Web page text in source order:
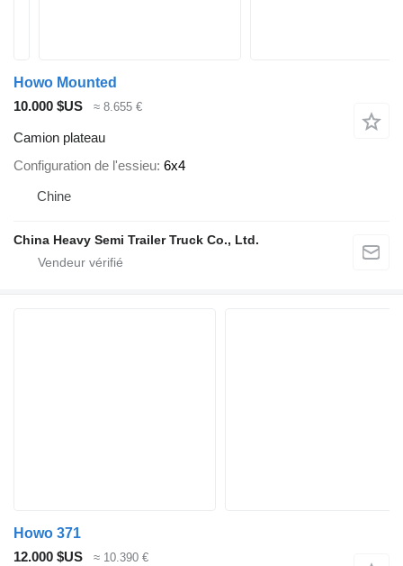
Howo Mounted
10.000 $US
≈ 8.655 €
Camion plateau
Configuration de l'essieu 6x4
Chine
China Heavy Semi Trailer Truck Co., Ltd.
Howo 371
12.000 $US
≈ 10.390 €